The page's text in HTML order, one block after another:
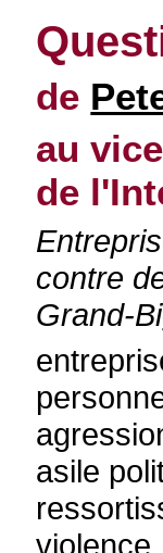
de
au
de
contre
Grand-
asile
violence